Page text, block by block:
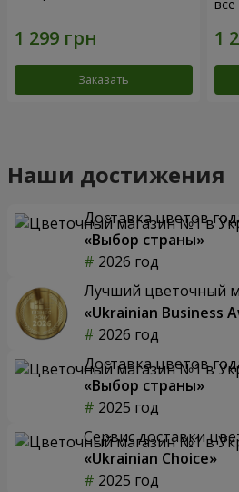
Заказать
Наши достижения
Доставка цветов
«Выбор страны»
2026 год
Лучший цветочный
«Ukrainian Business
2026 год
Доставка цветов
«Выбор страны»
2025 год
Сервис доставки
«Ukrainian Choice»
2025 год